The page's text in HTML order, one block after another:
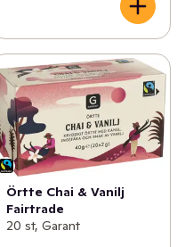
Örtte Chai & Vanilj
Fairtrade
20 st, Garant